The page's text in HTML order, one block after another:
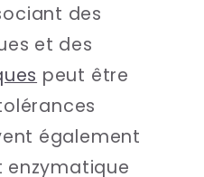
des
et des
peut être
également
enzymatique